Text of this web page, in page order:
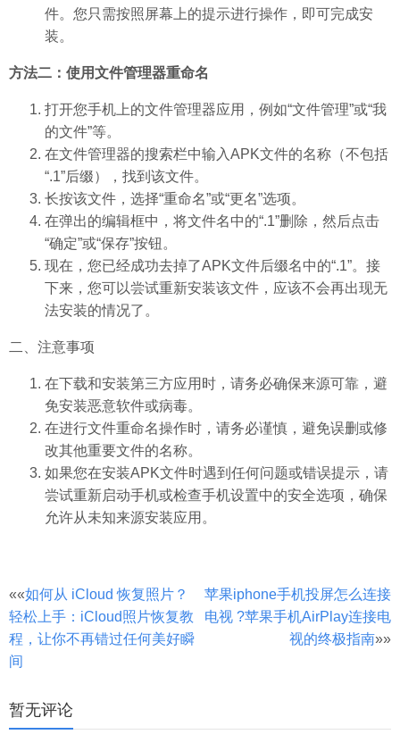
件。您只需按照屏幕上的提示进行操作，即可完成安
装。
方法二：使用文件管理器重命名
打开您手机上的文件管理器应用，例如“文件管理”或“我
的文件”等。
在文件管理器的搜索栏中输入APK文件的名称（不包括
“.1”后缀），找到该文件。
长按该文件，选择“重命名”或“更名”选项。
在弹出的编辑框中，将文件名中的“.1”删除，然后点击
“确定”或“保存”按钮。
现在，您已经成功去掉了APK文件后缀名中的“.1”。接
下来，您可以尝试重新安装该文件，应该不会再出现无
法安装的情况了。
二、注意事项
在下载和安装第三方应用时，请务必确保来源可靠，避
免安装恶意软件或病毒。
在进行文件重命名操作时，请务必谨慎，避免误删或修
改其他重要文件的名称。
如果您在安装APK文件时遇到任何问题或错误提示，请
尝试重新启动手机或检查手机设置中的安全选项，确保
允许从未知来源安装应用。
文
章
分
««如何从 iCloud 恢复照片？
轻松上手：iCloud照片恢复教
程，让你不再错过任何美好瞬
间
苹果iphone手机投屏怎么连接
电视 ?苹果手机AirPlay连接电
视的终极指南»»
暂无评论